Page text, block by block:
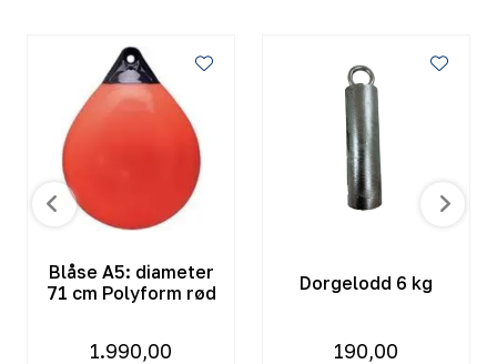
Blåse A5: diameter
71 cm Polyform rød
1.990,00
Dorgelodd 6 kg
190,00